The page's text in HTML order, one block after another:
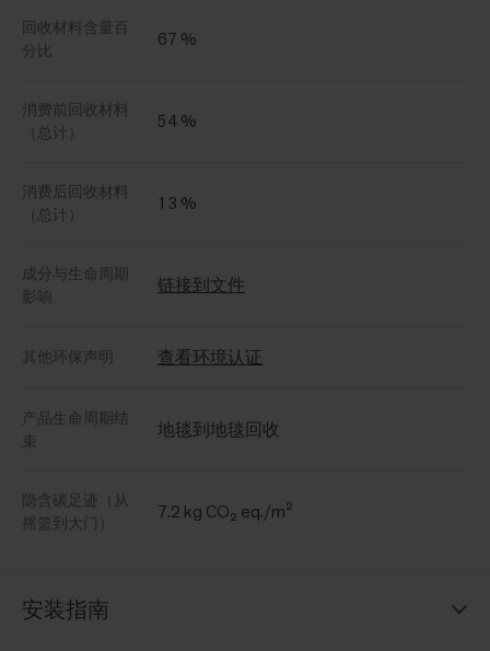
回收材料含量百
分比
67 %
消费前回收材料
（总计）
54 %
消费后回收材料
（总计）
13 %
成分与生命周期
影响
链接到文件
其他环保声明 查看环境认证
产品生命周期结
束
地毯到地毯回收
隐含碳足迹（从
摇篮到大门）
7.2 kg CO₂ eq./m²
安装指南